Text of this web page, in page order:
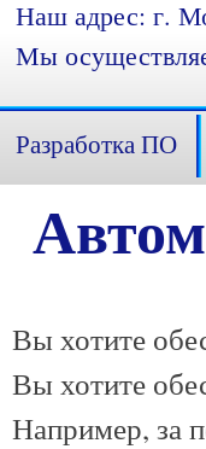
Наш адрес: г.
Мы
Разработка ПО
Вы хотите
Вы хотите
Например, за